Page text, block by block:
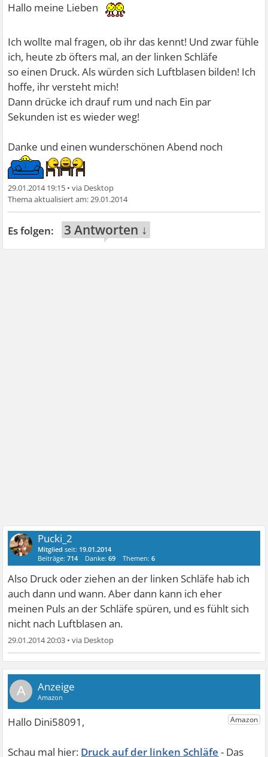
Hallo meine Lieben
Ich wollte mal fragen, ob ihr das kennt! Und zwar fühle
ich, heute zb öfters mal, an der linken Schläfe
so einen Druck. Als würden sich Luftblasen bilden! Ich
hoffe, ihr versteht mich!
Dann drücke ich drauf rum und nach Ein par
Sekunden ist es wieder weg!
Danke und einen wunderschönen Abend noch
29.01.2014 19:15 •
29.01.2014
3 Antworten ↓
Pucki_2
Mitglied seit: 19.01.2014
Beiträge:714 Danke:69 Themen:6
Also Druck oder ziehen an der linken Schläfe hab ich
auch dann und wann. Aber dann kann ich eher
meinen Puls an der Schläfe spüren, und es fühlt sich
nicht nach Luftblasen an.
29.01.2014 20:03 •
A
Druck auf der linken Schläfe